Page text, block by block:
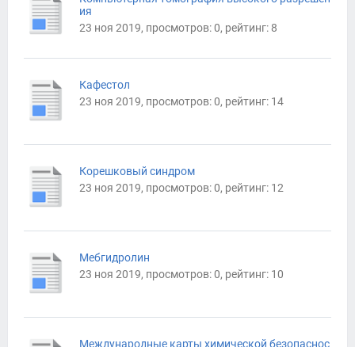
ия
23 ноя 2019, просмотров: 0, рейтинг: 8
Кафестол
23 ноя 2019, просмотров: 0, рейтинг: 14
Корешковый синдром
23 ноя 2019, просмотров: 0, рейтинг: 12
Мебгидролин
23 ноя 2019, просмотров: 0, рейтинг: 10
Международные карты химической безопаснос